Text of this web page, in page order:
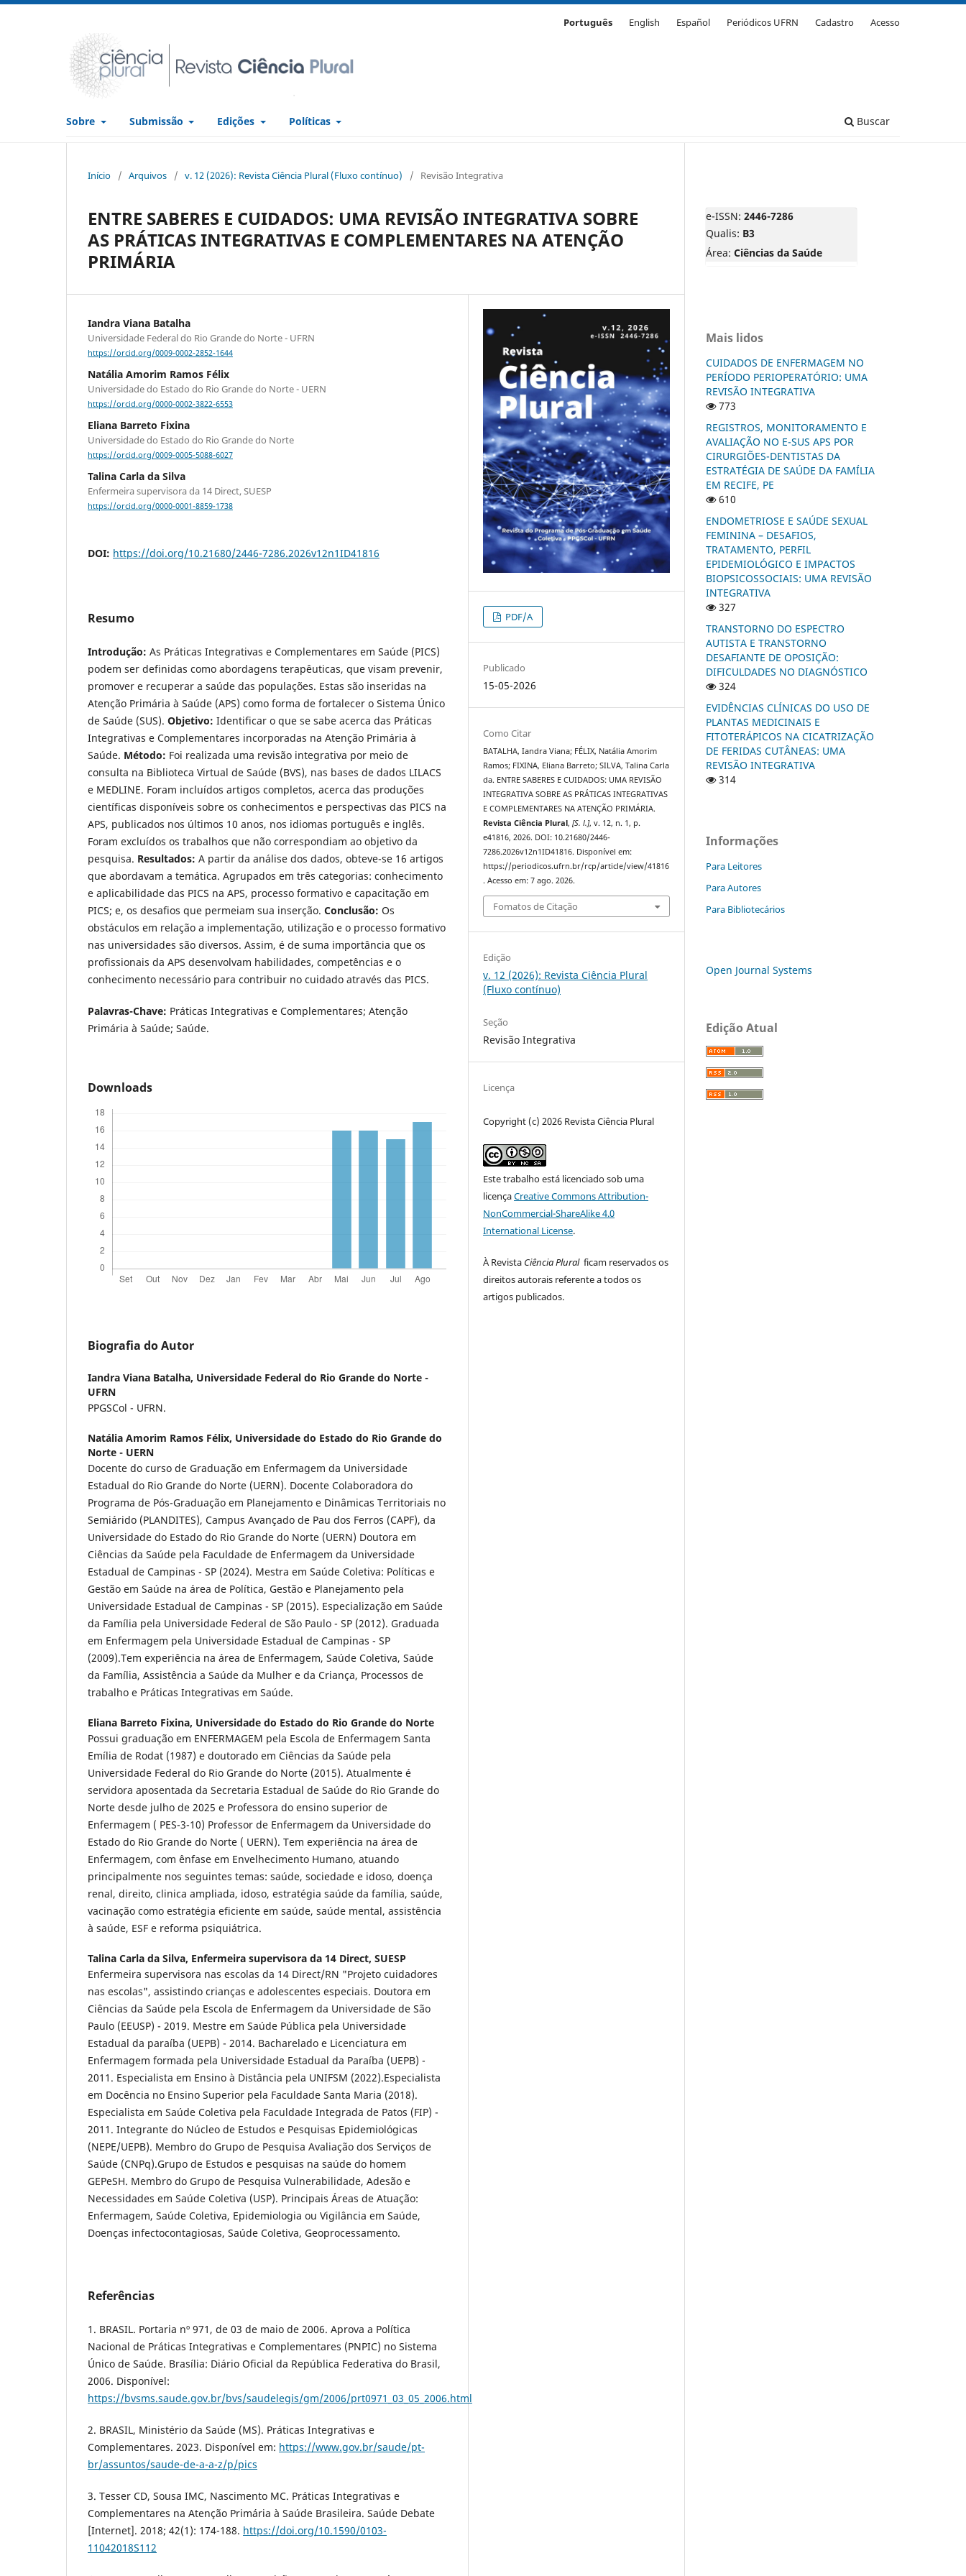
Sobre Submissão Edições Políticas Buscar
Português English Español Periódicos UFRN Cadastro Acesso
Início / Arquivos / v. 12 (2026): Revista Ciência Plural (Fluxo contínuo) / Revisão Integrativa
ENTRE SABERES E CUIDADOS: UMA REVISÃO INTEGRATIVA SOBRE
AS PRÁTICAS INTEGRATIVAS E COMPLEMENTARES NA ATENÇÃO
PRIMÁRIA
Iandra Viana Batalha
Universidade Federal do Rio Grande do Norte - UFRN
https://orcid.org/0009-0002-2852-1644
Natália Amorim Ramos Félix
Universidade do Estado do Rio Grande do Norte - UERN
https://orcid.org/0000-0002-3822-6553
Eliana Barreto Fixina
Universidade do Estado do Rio Grande do Norte
https://orcid.org/0009-0005-5088-6027
Talina Carla da Silva
Enfermeira supervisora da 14 Direct, SUESP
https://orcid.org/0000-0001-8859-1738
DOI: https://doi.org/10.21680/2446-7286.2026v12n1ID41816
Resumo
Introdução: As Práticas Integrativas e Complementares em Saúde (PICS)
podem ser definidas como abordagens terapêuticas, que visam prevenir,
promover e recuperar a saúde das populações. Estas são inseridas na
Atenção Primária à Saúde (APS) como forma de fortalecer o Sistema Único
de Saúde (SUS). Objetivo: Identificar o que se sabe acerca das Práticas
Integrativas e Complementares incorporadas na Atenção Primária à
Saúde. Método: Foi realizada uma revisão integrativa por meio de
consulta na Biblioteca Virtual de Saúde (BVS), nas bases de dados LILACS
e MEDLINE. Foram incluídos artigos completos, acerca das produções
científicas disponíveis sobre os conhecimentos e perspectivas das PICS na
APS, publicados nos últimos 10 anos, nos idiomas português e inglês.
Foram excluídos os trabalhos que não correspondiam ao objetivo da
pesquisa. Resultados: A partir da análise dos dados, obteve-se 16 artigos
que abordavam a temática. Agrupados em três categorias: conhecimento
e aplicabilidade das PICS na APS, processo formativo e capacitação em
PICS; e, os desafios que permeiam sua inserção. Conclusão: Os
obstáculos em relação a implementação, utilização e o processo formativo
nas universidades são diversos. Assim, é de suma importância que os
profissionais da APS desenvolvam habilidades, competências e o
conhecimento necessário para contribuir no cuidado através das PICS.
Palavras-Chave: Práticas Integrativas e Complementares; Atenção
Primária à Saúde; Saúde.
Downloads
Biografia do Autor
Iandra Viana Batalha, Universidade Federal do Rio Grande do Norte -
UFRN
PPGSCol - UFRN.
Natália Amorim Ramos Félix, Universidade do Estado do Rio Grande do
Norte - UERN
Docente do curso de Graduação em Enfermagem da Universidade
Estadual do Rio Grande do Norte (UERN). Docente Colaboradora do
Programa de Pós-Graduação em Planejamento e Dinâmicas Territoriais no
Semiárido (PLANDITES), Campus Avançado de Pau dos Ferros (CAPF), da
Universidade do Estado do Rio Grande do Norte (UERN) Doutora em
Ciências da Saúde pela Faculdade de Enfermagem da Universidade
Estadual de Campinas - SP (2024). Mestra em Saúde Coletiva: Políticas e
Gestão em Saúde na área de Política, Gestão e Planejamento pela
Universidade Estadual de Campinas - SP (2015). Especialização em Saúde
da Família pela Universidade Federal de São Paulo - SP (2012). Graduada
em Enfermagem pela Universidade Estadual de Campinas - SP
(2009).Tem experiência na área de Enfermagem, Saúde Coletiva, Saúde
da Família, Assistência a Saúde da Mulher e da Criança, Processos de
trabalho e Práticas Integrativas em Saúde.
Eliana Barreto Fixina, Universidade do Estado do Rio Grande do Norte
Possui graduação em ENFERMAGEM pela Escola de Enfermagem Santa
Emília de Rodat (1987) e doutorado em Ciências da Saúde pela
Universidade Federal do Rio Grande do Norte (2015). Atualmente é
servidora aposentada da Secretaria Estadual de Saúde do Rio Grande do
Norte desde julho de 2025 e Professora do ensino superior de
Enfermagem ( PES-3-10) Professor de Enfermagem da Universidade do
Estado do Rio Grande do Norte ( UERN). Tem experiência na área de
Enfermagem, com ênfase em Envelhecimento Humano, atuando
principalmente nos seguintes temas: saúde, sociedade e idoso, doença
renal, direito, clinica ampliada, idoso, estratégia saúde da família, saúde,
vacinação como estratégia eficiente em saúde, saúde mental, assistência
à saúde, ESF e reforma psiquiátrica.
Talina Carla da Silva, Enfermeira supervisora da 14 Direct, SUESP
Enfermeira supervisora nas escolas da 14 Direct/RN "Projeto cuidadores
nas escolas", assistindo crianças e adolescentes especiais. Doutora em
Ciências da Saúde pela Escola de Enfermagem da Universidade de São
Paulo (EEUSP) - 2019. Mestre em Saúde Pública pela Universidade
Estadual da paraíba (UEPB) - 2014. Bacharelado e Licenciatura em
Enfermagem formada pela Universidade Estadual da Paraíba (UEPB) -
2011. Especialista em Ensino à Distância pela UNIFSM (2022).Especialista
em Docência no Ensino Superior pela Faculdade Santa Maria (2018).
Especialista em Saúde Coletiva pela Faculdade Integrada de Patos (FIP) -
2011. Integrante do Núcleo de Estudos e Pesquisas Epidemiológicas
(NEPE/UEPB). Membro do Grupo de Pesquisa Avaliação dos Serviços de
Saúde (CNPq).Grupo de Estudos e pesquisas na saúde do homem
GEPeSH. Membro do Grupo de Pesquisa Vulnerabilidade, Adesão e
Necessidades em Saúde Coletiva (USP). Principais Áreas de Atuação:
Enfermagem, Saúde Coletiva, Epidemiologia ou Vigilância em Saúde,
Doenças infectocontagiosas, Saúde Coletiva, Geoprocessamento.
Referências
1. BRASIL. Portaria nº 971, de 03 de maio de 2006. Aprova a Política
Nacional de Práticas Integrativas e Complementares (PNPIC) no Sistema
Único de Saúde. Brasília: Diário Oficial da República Federativa do Brasil,
2006. Disponível:
https://bvsms.saude.gov.br/bvs/saudelegis/gm/2006/prt0971_03_05_2006.html
2. BRASIL, Ministério da Saúde (MS). Práticas Integrativas e
Complementares. 2023. Disponível em: https://www.gov.br/saude/pt-
br/assuntos/saude-de-a-a-z/p/pics
3. Tesser CD, Sousa IMC, Nascimento MC. Práticas Integrativas e
Complementares na Atenção Primária à Saúde Brasileira. Saúde Debate
[Internet]. 2018; 42(1): 174-188. https://doi.org/10.1590/0103-
11042018S112
PDF/A
Publicado
15-05-2026
Como Citar
BATALHA, Iandra Viana; FÉLIX, Natália Amorim
Ramos; FIXINA, Eliana Barreto; SILVA, Talina Carla
da. ENTRE SABERES E CUIDADOS: UMA REVISÃO
INTEGRATIVA SOBRE AS PRÁTICAS INTEGRATIVAS
E COMPLEMENTARES NA ATENÇÃO PRIMÁRIA.
Revista Ciência Plural,[S. l.], v. 12, n. 1, p.
e41816, 2026. DOI: 10.21680/2446-
7286.2026v12n1ID41816. Disponível em:
https://periodicos.ufrn.br/rcp/article/view/41816
. Acesso em: 7 ago. 2026.
Fomatos de Citação
Edição
v. 12 (2026): Revista Ciência Plural
(Fluxo contínuo)
Seção
Revisão Integrativa
Licença
Copyright (c) 2026 Revista Ciência Plural
Este trabalho está licenciado sob uma
licençaCreative Commons Attribution-
NonCommercial-ShareAlike 4.0
International License.
À Revista Ciência Pluralficam reservados os
direitos autorais referente a todos os
artigos publicados.
e-ISSN: 2446-7286
Qualis: B3
Área: Ciências da Saúde
Mais lidos
CUIDADOS DE ENFERMAGEM NO
PERÍODO PERIOPERATÓRIO: UMA
REVISÃO INTEGRATIVA
773
REGISTROS, MONITORAMENTO E
AVALIAÇÃO NO E-SUS APS POR
CIRURGIÕES-DENTISTAS DA
ESTRATÉGIA DE SAÚDE DA FAMÍLIA
EM RECIFE, PE
610
ENDOMETRIOSE E SAÚDE SEXUAL
FEMININA – DESAFIOS,
TRATAMENTO, PERFIL
EPIDEMIOLÓGICO E IMPACTOS
BIOPSICOSSOCIAIS: UMA REVISÃO
INTEGRATIVA
327
TRANSTORNO DO ESPECTRO
AUTISTA E TRANSTORNO
DESAFIANTE DE OPOSIÇÃO:
DIFICULDADES NO DIAGNÓSTICO
324
EVIDÊNCIAS CLÍNICAS DO USO DE
PLANTAS MEDICINAIS E
FITOTERÁPICOS NA CICATRIZAÇÃO
DE FERIDAS CUTÂNEAS: UMA
REVISÃO INTEGRATIVA
314
Informações
Para Leitores
Para Autores
Para Bibliotecários
Open Journal Systems
Edição Atual